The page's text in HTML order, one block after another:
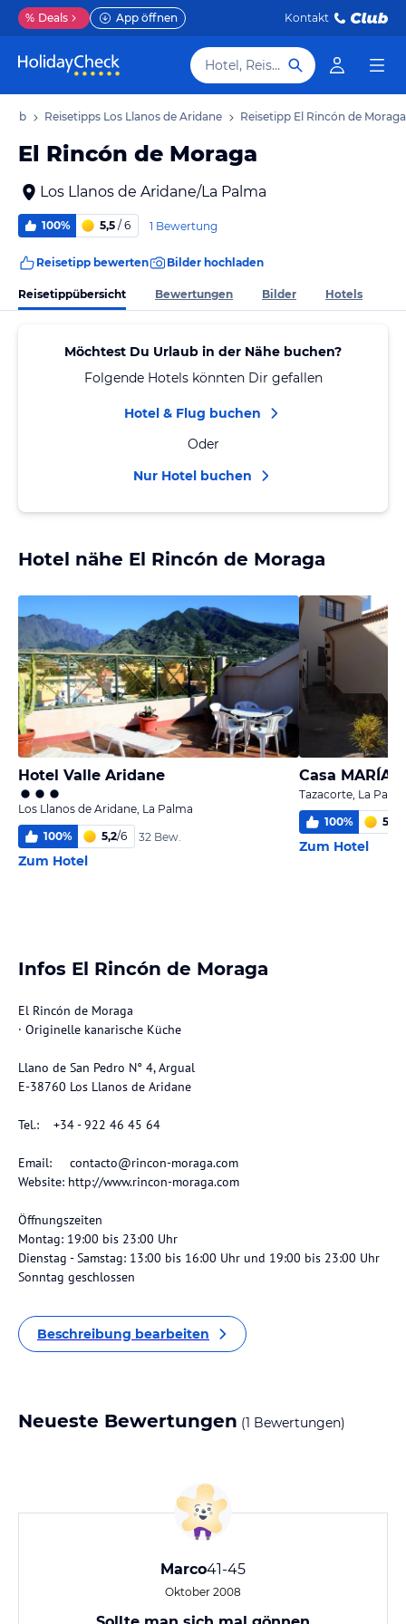
% Deals App öffnen Kontakt
Hotel, Reiseziel
Reisetipps Los Llanos de Aridane Reisetipp El Rincón de Moraga
El Rincón de Moraga
Los Llanos de Aridane/La Palma
100% 5,5 / 6 1 Bewertung
Reisetipp bewerten Bilder hochladen
Reisetippübersicht Bewertungen Bilder Hotels
Möchtest Du Urlaub in der Nähe buchen?
Folgende Hotels könnten Dir gefallen
Hotel & Flug buchen
Oder
Nur Hotel buchen
Hotel nähe El Rincón de Moraga
Hotel Valle Aridane
Los Llanos de Aridane, La Palma
100% 5,2/6 32 Bew.
Zum Hotel
Casa MARÍA
Tazacorte, La
100% 5,5
Zum Hotel
Infos El Rincón de Moraga
El Rincón de Moraga
· Originelle kanarische Küche
Llano de San Pedro N° 4, Argual
E-38760 Los Llanos de Aridane
Tel.: +34 - 922 46 45 64
Email: contacto@rincon-moraga.com
Website: http://www.rincon-moraga.com
Öffnungszeiten
Montag: 19:00 bis 23:00 Uhr
Dienstag - Samstag: 13:00 bis 16:00 Uhr und 19:00 bis 23:00 Uhr
Sonntag geschlossen
Beschreibung bearbeiten
Neueste Bewertungen (1 Bewertungen)
Marco41-45
Oktober 2008